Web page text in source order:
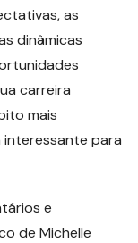
as
dinâmicas
carreira
mais
para
e
de Michelle